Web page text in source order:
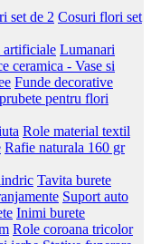
set de 2 Cosuri flori set
Lumanari
ceramica - Vase si
Funde decorative
pentru flori
Role material textil
Rafie naturala 160 gr
Tavita burete
Suport auto
Inimi burete
Role coroana tricolor